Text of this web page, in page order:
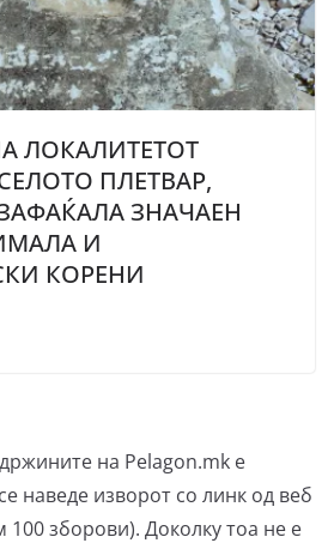
ЛОКАЛИТЕТОТ
ПЛЕТВАР,
ЗНАЧАЕН
И
КОРЕНИ
на Pelagon.mk е
наведе изворот со линк од веб
зборови). Доколку тоа не е